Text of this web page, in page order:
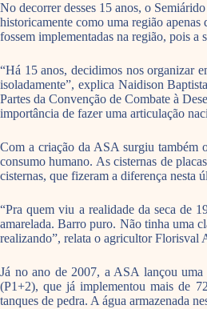
No decorrer desses 15 anos, o
historicamente como uma região
fossem implementadas na região, pois a
“Há 15 anos, decidimos nos organizar
isoladamente”, explica Naidison
Partes da Convenção de Combate à
importância de fazer uma articulação
Com a criação da ASA surgiu também
consumo humano. As cisternas de
cisternas, que fizeram a diferença nesta
“Pra quem viu a realidade da seca de
amarelada. Barro puro. Não tinha uma
realizando”, relata o agricultor Florisval
Já no ano de 2007, a ASA lançou uma
(P1+2), que já implementou mais de
tanques de pedra. A água armazenada